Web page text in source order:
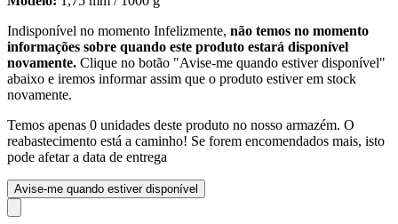
Indisponível no momento Infelizmente, não temos no momento
informações sobre quando este produto estará disponível
novamente. Clique no botão "Avise-me quando estiver disponível"
abaixo e iremos informar assim que o produto estiver em stock
novamente.
Temos apenas 0 unidades deste produto no nosso armazém. O
reabastecimento está a caminho! Se forem encomendados mais, isto
pode afetar a data de entrega
Avise-me quando estiver disponível